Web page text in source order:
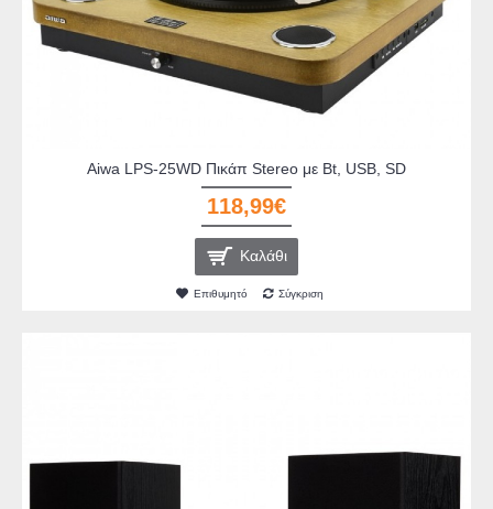
Aiwa LPS-25WD Πικάπ Stereo με Bt, USB, SD
118,99€
Καλάθι
Επιθυμητό Σύγκριση